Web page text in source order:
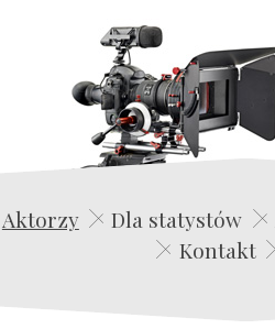
Aktorzy Dla statystów
Kontakt